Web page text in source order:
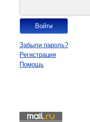
Забыли пароль?
Регистрация
Помощь